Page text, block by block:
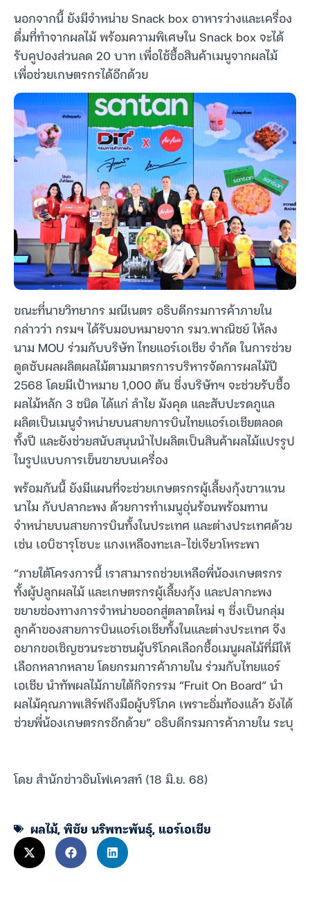
นอกจากนี้ ยังมีจำหน่าย Snack box อาหารว่างและเครื่อง
ดื่มที่ทำจากผลไม้ พร้อมความพิเศษใน Snack box จะได้
รับคูปองส่วนลด 20 บาท เพื่อใช้ซื้อสินค้าเมนูจากผลไม้
เพื่อช่วยเกษตรกรได้อีกด้วย
ขณะที่นายวิทยากร มณีเนตร อธิบดีกรมการค้าภายใน
กล่าวว่า กรมฯ ได้รับมอบหมายจาก รมว.พาณิชย์ ให้ลง
นาม MOU ร่วมกับบริษัท ไทยแอร์เอเชีย จำกัด ในการช่วย
ดูดซับผลผลิตผลไม้ตามมาตรการบริหารจัดการผลไม้ปี
2568 โดยมีเป้าหมาย 1,000 ตัน ซึ่งบริษัทฯ จะช่วยรับซื้อ
ผลไม้หลัก 3 ชนิด ได้แก่ ลำไย มังคุด และสับปะรดภูแล
ผลิตเป็นเมนูจำหน่ายบนสายการบินไทยแอร์เอเชียตลอด
ทั้งปี และยังช่วยสนับสนุนนำไปผลิตเป็นสินค้าผลไม้แปรรูป
ในรูปแบบการเข็นขายบนเครื่อง
พร้อมกันนี้ ยังมีแผนที่จะช่วยเกษตรกรผู้เลี้ยงกุ้งขาวแวน
นาไม กับปลากะพง ด้วยการทำเมนูอุ่นร้อนพร้อมทาน
จำหน่ายบนสายการบินทั้งในประเทศ และต่างประเทศด้วย
เช่น เอบิซารุโซบะ แกงเหลืองทะเล-ไข่เจียวโหระพา
“ภายใต้โครงการนี้ เราสามารถช่วยเหลือพี่น้องเกษตรกร
ทั้งผู้ปลูกผลไม้ และเกษตรกรผู้เลี้ยงกุ้ง และปลากะพง
ขยายช่องทางการจำหน่ายออกสู่ตลาดใหม่ ๆ ซึ่งเป็นกลุ่ม
ลูกค้าของสายการบินแอร์เอเชียทั้งในและต่างประเทศ จึง
อยากขอเชิญชวนระชาชนผู้บริโภคเลือกซื้อเมนูผลไม้ที่มีให้
เลือกหลากหลาย โดยกรมการค้าภายใน ร่วมกับไทยแอร์
เอเชีย นำทัพผลไม้ภายใต้กิจกรรม “Fruit On Board” นำ
ผลไม้คุณภาพเสิร์ฟถึงมือผู้บริโภค เพราะอิ่มท้องแล้ว ยังได้
ช่วยพี่น้องเกษตรกรอีกด้วย” อธิบดีกรมการค้าภายใน ระบุ
โดย สำนักข่าวอินโฟเควสท์ (18 มิ.ย. 68)
ผลไม้,พิชัย นริพทะพันธุ์, แอร์เอเชีย